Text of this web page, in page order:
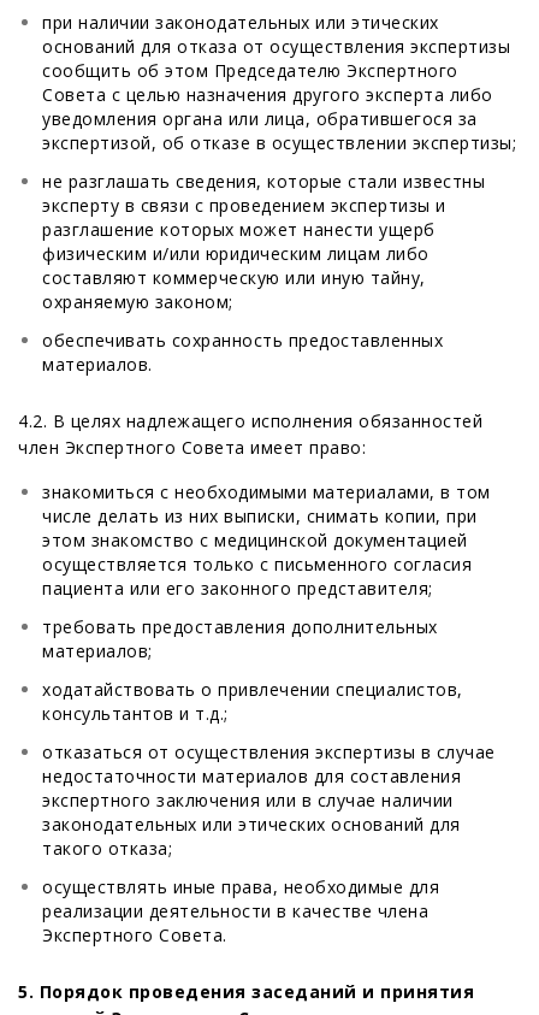
при наличии законодательных или этических
оснований для отказа от осуществления экспертизы
сообщить об этом Председателю Экспертного
Совета с целью назначения другого эксперта либо
уведомления органа или лица, обратившегося за
экспертизой, об отказе в осуществлении экспертизы;
не разглашать сведения, которые стали известны
эксперту в связи с проведением экспертизы и
разглашение которых может нанести ущерб
физическим и/или юридическим лицам либо
составляют коммерческую или иную тайну,
охраняемую законом;
обеспечивать сохранность предоставленных
материалов.
4.2. В целях надлежащего исполнения обязанностей
член Экспертного Совета имеет право:
знакомиться с необходимыми материалами, в том
числе делать из них выписки, снимать копии, при
этом знакомство с медицинской документацией
осуществляется только с письменного согласия
пациента или его законного представителя;
требовать предоставления дополнительных
материалов;
ходатайствовать о привлечении специалистов,
консультантов и т.д.;
отказаться от осуществления экспертизы в случае
недостаточности материалов для составления
экспертного заключения или в случае наличии
законодательных или этических оснований для
такого отказа;
осуществлять иные права, необходимые для
реализации деятельности в качестве члена
Экспертного Совета.
5. Порядок проведения заседаний и принятия